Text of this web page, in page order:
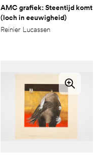
AMC grafiek: Steentijd komt
(loch in eeuwigheid)
Reinier Lucassen